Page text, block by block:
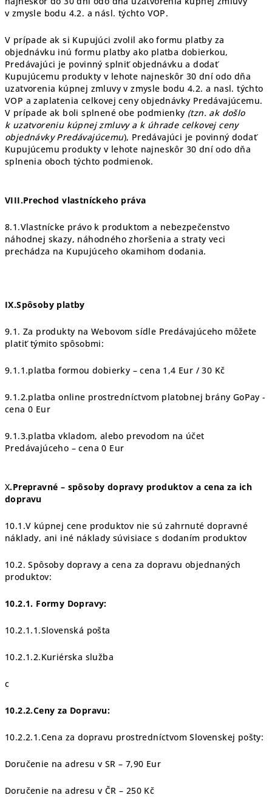
v zmysle bodu 4.2. a násl. týchto VOP.
V prípade ak si Kupujúci zvolil ako formu platby za
objednávku inú formu platby ako platba dobierkou,
Predávajúci je povinný splniť objednávku a dodať
Kupujúcemu produkty v lehote najneskôr 30 dní odo dňa
uzatvorenia kúpnej zmluvy v zmysle bodu 4.2. a nasl. týchto
VOP a zaplatenia celkovej ceny objednávky Predávajúcemu.
V prípade ak boli splnené obe podmienky (tzn. ak došlo
k uzatvoreniu kúpnej zmluvy a k úhrade celkovej ceny
objednávky Predávajúcemu), Predávajúci je povinný dodať
Kupujúcemu produkty v lehote najneskôr 30 dní odo dňa
splnenia oboch týchto podmienok.
VIII.Prechod vlastníckeho práva
8.1.Vlastnícke právo k produktom a nebezpečenstvo
náhodnej skazy, náhodného zhoršenia a straty veci
prechádza na Kupujúceho okamihom dodania.
IX.Spôsoby platby
9.1. Za produkty na Webovom sídle Predávajúceho môžete
platiť týmito spôsobmi:
9.1.1.platba formou dobierky – cena 1,4 Eur / 30 Kč
9.1.2.platba online prostredníctvom platobnej brány GoPay -
cena 0 Eur
9.1.3.platba vkladom, alebo prevodom na účet
Predávajúceho – cena 0 Eur
X.Prepravné – spôsoby dopravy produktov a cena za ich
dopravu
10.1.V kúpnej cene produktov nie sú zahrnuté dopravné
náklady, ani iné náklady súvisiace s dodaním produktov
10.2. Spôsoby dopravy a cena za dopravu objednaných
produktov:
10.2.1. Formy Dopravy:
10.2.1.1.Slovenská pošta
10.2.1.2.Kuriérska služba
c
10.2.2.Ceny za Dopravu:
10.2.2.1.Cena za dopravu prostredníctvom Slovenskej pošty:
Doručenie na adresu v SR – 7,90 Eur
Doručenie na adresu v ČR – 250 Kč